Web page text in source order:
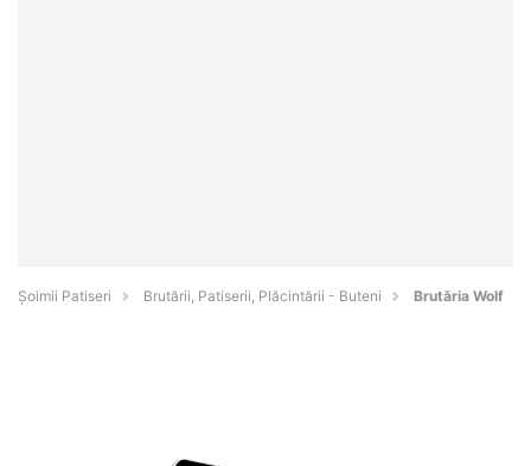
Șoimii Patiseri Brutării, Patiserii, Plăcintării - Buteni Brutăria Wolf